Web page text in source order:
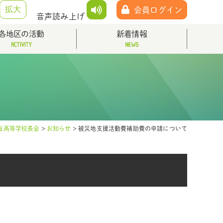
拡大
音声読み上げ
会員ログイン
地区の活動 新着情報
高等学校長会 > お知らせ >被災地支援活動費補助費の申請について